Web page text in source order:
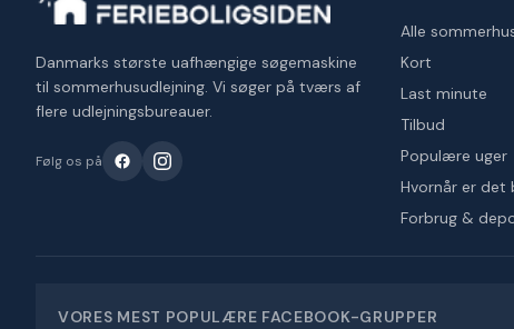
Danmarks største uafhængige søgemaskine
til sommerhusudlejning. Vi søger på tværs af
flere udlejningsbureauer.
Følg os på
Alle
Kort
Last minute
Tilbud
Populære uger
Hvornår er det
Forbrug &
VORES MEST POPULÆRE FACEBOOK-GRUPPER